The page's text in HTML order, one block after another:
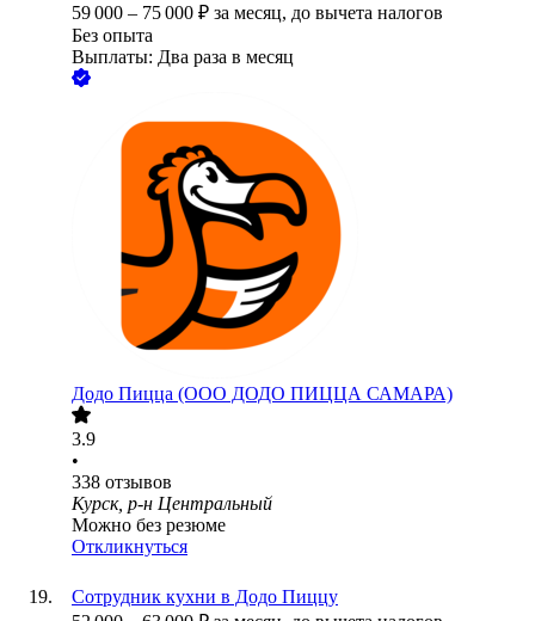
59 000 – 75 000 ₽ за месяц, до вычета налогов
Без опыта
Выплаты: Два раза в месяц
Додо Пицца (ООО ДОДО ПИЦЦА САМАРА)
3.9
•
338 отзывов
Курск, р-н Центральный
Можно без резюме
Откликнуться
Сотрудник кухни в Додо Пиццу